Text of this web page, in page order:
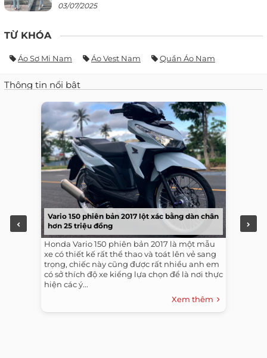
03/07/2025
TỪ KHÓA
Áo Sơ Mi Nam Áo Vest Nam Quần Áo Nam
Thông tin nổi bật
Vario 150 phiên bản 2017 lột xác bằng dàn chân
hơn 25 triệu đồng
Honda Vario 150 phiên bản 2017 là một mẫu
xe có thiết kế rất thể thao và toát lên vẻ sang
trọng, chiếc này cũng được rất nhiều anh em
có sở thích độ xe kiểng lựa chọn để là nơi thực
hiện các ý...
Xem thêm